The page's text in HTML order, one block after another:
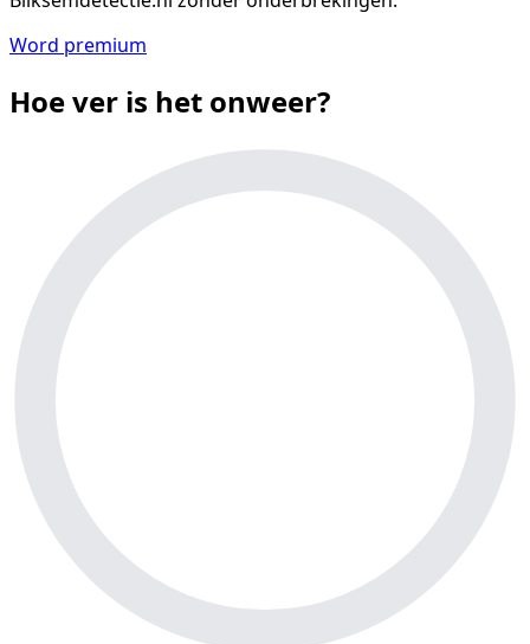
Word premium
Hoe ver is het onweer?